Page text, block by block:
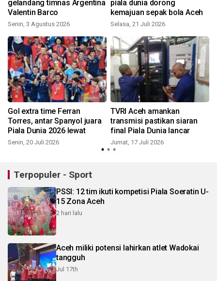
gelandang timnas Argentina
Valentin Barco
Senin, 3 Agustus 2026
piala dunia dorong
kemajuan sepak bola Aceh
Selasa, 21 Juli 2026
Gol extra time Ferran
Torres, antar Spanyol juara
Piala Dunia 2026 lewat
Senin, 20 Juli 2026
TVRI Aceh amankan
transmisi pastikan siaran
final Piala Dunia lancar
Jumat, 17 Juli 2026
Terpopuler - Sport
PSSI: 12 tim ikuti kompetisi Piala Soeratin U-
15 Zona Aceh
2 hari lalu
Aceh miliki potensi lahirkan atlet Wadokai
tangguh
Jul 17th